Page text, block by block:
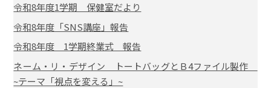
令和8年度1学期 保健室だより
令和8年度「SNS講座」報告
令和8年度 1学期終業式 報告
ネーム・リ・デザイン トートバッグとＢ4ファイル製作
~テーマ「視点を変える」~